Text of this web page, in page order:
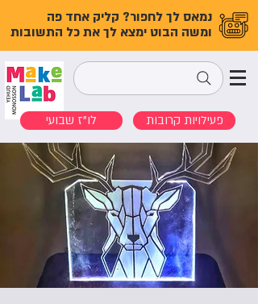
נמאס לך לחפור? קליק אחד פה
ומשה הבוט ימצא לך את כל התשובות
לו"ז שבועי פעילויות קרובות